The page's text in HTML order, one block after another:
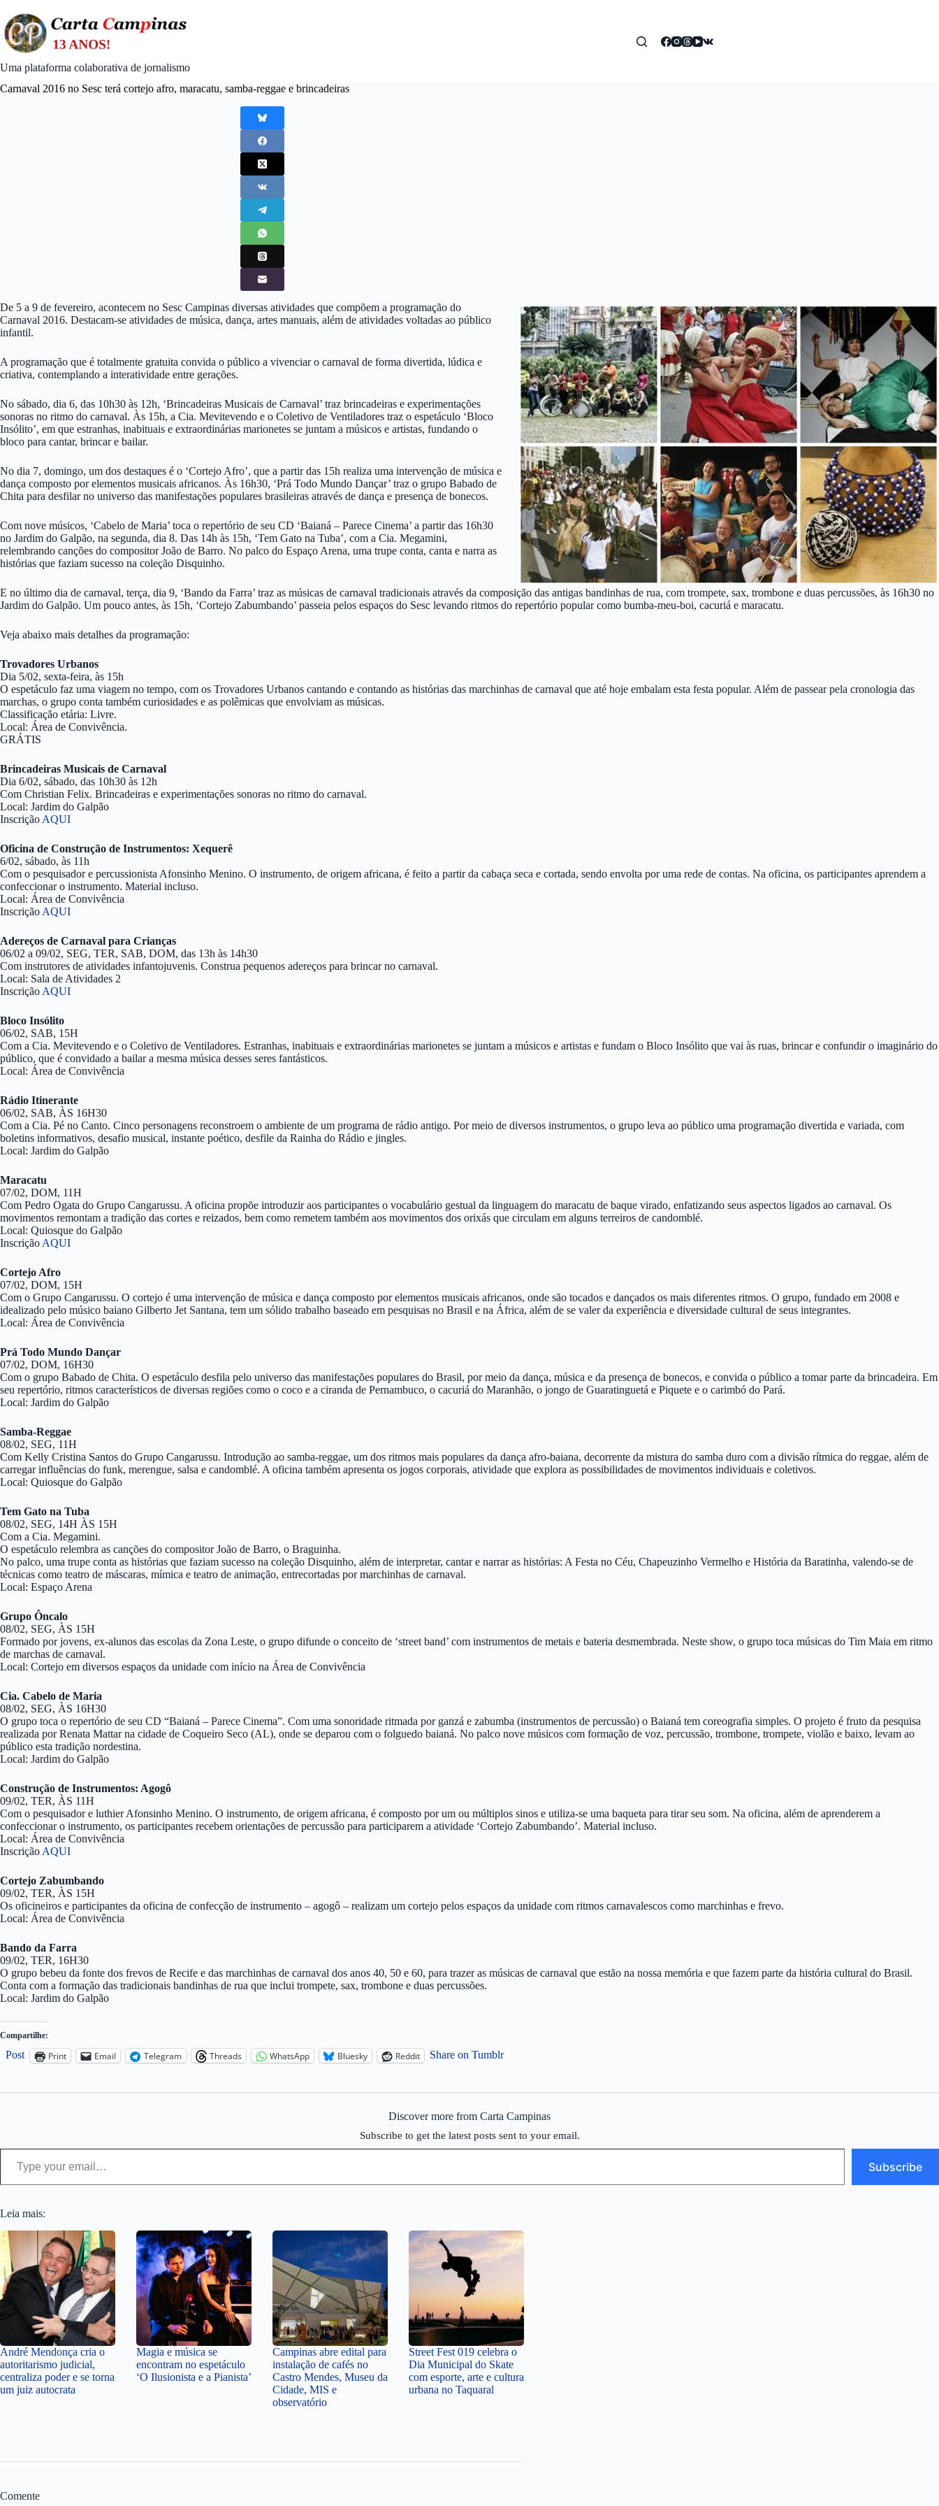
content
Uma plataforma colaborativa de jornalismo
Carnaval 2016 no Sesc terá cortejo afro, maracatu, samba-reggae e brincadeiras
De 5 a 9 de fevereiro, acontecem no Sesc Campinas diversas atividades que compõem a programação do
Carnaval 2016. Destacam-se atividades de música, dança, artes manuais, além de atividades voltadas ao público
infantil.
A programação que é totalmente gratuita convida o público a vivenciar o carnaval de forma divertida, lúdica e
criativa, contemplando a interatividade entre gerações.
No sábado, dia 6, das 10h30 às 12h, ‘Brincadeiras Musicais de Carnaval’ traz brincadeiras e experimentações
sonoras no ritmo do carnaval. Às 15h, a Cia. Mevitevendo e o Coletivo de Ventiladores traz o espetáculo ‘Bloco
Insólito’, em que estranhas, inabituais e extraordinárias marionetes se juntam a músicos e artistas, fundando o
bloco para cantar, brincar e bailar.
No dia 7, domingo, um dos destaques é o ‘Cortejo Afro’, que a partir das 15h realiza uma intervenção de música e
dança composto por elementos musicais africanos. Às 16h30, ‘Prá Todo Mundo Dançar’ traz o grupo Babado de
Chita para desfilar no universo das manifestações populares brasileiras através de dança e presença de bonecos.
Com nove músicos, ‘Cabelo de Maria’ toca o repertório de seu CD ‘Baianá – Parece Cinema’ a partir das 16h30
no Jardim do Galpão, na segunda, dia 8. Das 14h às 15h, ‘Tem Gato na Tuba’, com a Cia. Megamini,
relembrando canções do compositor João de Barro. No palco do Espaço Arena, uma trupe conta, canta e narra as
histórias que faziam sucesso na coleção Disquinho.
E no último dia de carnaval, terça, dia 9, ‘Bando da Farra’ traz as músicas de carnaval tradicionais através da composição das antigas bandinhas de rua, com trompete, sax, trombone e duas percussões, às 16h30 no
Jardim do Galpão. Um pouco antes, às 15h, ‘Cortejo Zabumbando’ passeia pelos espaços do Sesc levando ritmos do repertório popular como bumba-meu-boi, cacuriá e maracatu.
Veja abaixo mais detalhes da programação:
Trovadores Urbanos
Dia 5/02, sexta-feira, às 15h
O espetáculo faz uma viagem no tempo, com os Trovadores Urbanos cantando e contando as histórias das marchinhas de carnaval que até hoje embalam esta festa popular. Além de passear pela cronologia das
marchas, o grupo conta também curiosidades e as polêmicas que envolviam as músicas.
Classificação etária: Livre.
Local: Área de Convivência.
GRÁTIS
Brincadeiras Musicais de Carnaval
Dia 6/02, sábado, das 10h30 às 12h
Com Christian Felix. Brincadeiras e experimentações sonoras no ritmo do carnaval.
Local: Jardim do Galpão
Inscrição AQUI
Oficina de Construção de Instrumentos: Xequerê
6/02, sábado, às 11h
Com o pesquisador e percussionista Afonsinho Menino. O instrumento, de origem africana, é feito a partir da cabaça seca e cortada, sendo envolta por uma rede de contas. Na oficina, os participantes aprendem a
confeccionar o instrumento. Material incluso.
Local: Área de Convivência
Inscrição AQUI
Adereços de Carnaval para Crianças
06/02 a 09/02, SEG, TER, SAB, DOM, das 13h às 14h30
Com instrutores de atividades infantojuvenis. Construa pequenos adereços para brincar no carnaval.
Local: Sala de Atividades 2
Inscrição AQUI
Bloco Insólito
06/02, SAB, 15H
Com a Cia. Mevitevendo e o Coletivo de Ventiladores. Estranhas, inabituais e extraordinárias marionetes se juntam a músicos e artistas e fundam o Bloco Insólito que vai às ruas, brincar e confundir o imaginário do
público, que é convidado a bailar a mesma música desses seres fantásticos.
Local: Área de Convivência
Rádio Itinerante
06/02, SAB, ÀS 16H30
Com a Cia. Pé no Canto. Cinco personagens reconstroem o ambiente de um programa de rádio antigo. Por meio de diversos instrumentos, o grupo leva ao público uma programação divertida e variada, com
boletins informativos, desafio musical, instante poético, desfile da Rainha do Rádio e jingles.
Local: Jardim do Galpão
Maracatu
07/02, DOM, 11H
Com Pedro Ogata do Grupo Cangarussu. A oficina propõe introduzir aos participantes o vocabulário gestual da linguagem do maracatu de baque virado, enfatizando seus aspectos ligados ao carnaval. Os
movimentos remontam a tradição das cortes e reizados, bem como remetem também aos movimentos dos orixás que circulam em alguns terreiros de candomblé.
Local: Quiosque do Galpão
Inscrição AQUI
Cortejo Afro
07/02, DOM, 15H
Com o Grupo Cangarussu. O cortejo é uma intervenção de música e dança composto por elementos musicais africanos, onde são tocados e dançados os mais diferentes ritmos. O grupo, fundado em 2008 e
idealizado pelo músico baiano Gilberto Jet Santana, tem um sólido trabalho baseado em pesquisas no Brasil e na África, além de se valer da experiência e diversidade cultural de seus integrantes.
Local: Área de Convivência
Prá Todo Mundo Dançar
07/02, DOM, 16H30
Com o grupo Babado de Chita. O espetáculo desfila pelo universo das manifestações populares do Brasil, por meio da dança, música e da presença de bonecos, e convida o público a tomar parte da brincadeira. Em
seu repertório, ritmos característicos de diversas regiões como o coco e a ciranda de Pernambuco, o cacuriá do Maranhão, o jongo de Guaratinguetá e Piquete e o carimbó do Pará.
Local: Jardim do Galpão
Samba-Reggae
08/02, SEG, 11H
Com Kelly Cristina Santos do Grupo Cangarussu. Introdução ao samba-reggae, um dos ritmos mais populares da dança afro-baiana, decorrente da mistura do samba duro com a divisão rítmica do reggae, além de
carregar influências do funk, merengue, salsa e candomblé. A oficina também apresenta os jogos corporais, atividade que explora as possibilidades de movimentos individuais e coletivos.
Local: Quiosque do Galpão
Tem Gato na Tuba
08/02, SEG, 14H ÀS 15H
Com a Cia. Megamini.
O espetáculo relembra as canções do compositor João de Barro, o Braguinha.
No palco, uma trupe conta as histórias que faziam sucesso na coleção Disquinho, além de interpretar, cantar e narrar as histórias: A Festa no Céu, Chapeuzinho Vermelho e História da Baratinha, valendo-se de
técnicas como teatro de máscaras, mímica e teatro de animação, entrecortadas por marchinhas de carnaval.
Local: Espaço Arena
Grupo Ôncalo
08/02, SEG, ÀS 15H
Formado por jovens, ex-alunos das escolas da Zona Leste, o grupo difunde o conceito de ‘street band’ com instrumentos de metais e bateria desmembrada. Neste show, o grupo toca músicas do Tim Maia em ritmo
de marchas de carnaval.
Local: Cortejo em diversos espaços da unidade com início na Área de Convivência
Cia. Cabelo de Maria
08/02, SEG, ÀS 16H30
O grupo toca o repertório de seu CD “Baianá – Parece Cinema”. Com uma sonoridade ritmada por ganzá e zabumba (instrumentos de percussão) o Baianá tem coreografia simples. O projeto é fruto da pesquisa
realizada por Renata Mattar na cidade de Coqueiro Seco (AL), onde se deparou com o folguedo baianá. No palco nove músicos com formação de voz, percussão, trombone, trompete, violão e baixo, levam ao
público esta tradição nordestina.
Local: Jardim do Galpão
Construção de Instrumentos: Agogô
09/02, TER, ÀS 11H
Com o pesquisador e luthier Afonsinho Menino. O instrumento, de origem africana, é composto por um ou múltiplos sinos e utiliza-se uma baqueta para tirar seu som. Na oficina, além de aprenderem a
confeccionar o instrumento, os participantes recebem orientações de percussão para participarem a atividade ‘Cortejo Zabumbando’. Material incluso.
Local: Área de Convivência
Inscrição AQUI
Cortejo Zabumbando
09/02, TER, ÀS 15H
Os oficineiros e participantes da oficina de confecção de instrumento – agogô – realizam um cortejo pelos espaços da unidade com ritmos carnavalescos como marchinhas e frevo.
Local: Área de Convivência
Bando da Farra
09/02, TER, 16H30
O grupo bebeu da fonte dos frevos de Recife e das marchinhas de carnaval dos anos 40, 50 e 60, para trazer as músicas de carnaval que estão na nossa memória e que fazem parte da história cultural do Brasil.
Conta com a formação das tradicionais bandinhas de rua que inclui trompete, sax, trombone e duas percussões.
Local: Jardim do Galpão
Compartilhe:
Post Print Email Telegram Threads WhatsApp Bluesky Reddit Share on Tumblr
Discover more from Carta Campinas
Subscribe to get the latest posts sent to your email.
Type your email…
Subscribe
Leia mais:
André Mendonça cria o
autoritarismo judicial,
centraliza poder e se torna
um juiz autocrata
Magia e música se
encontram no espetáculo
‘O Ilusionista e a Pianista’
Campinas abre edital para
instalação de cafés no
Castro Mendes, Museu da
Cidade, MIS e
observatório
Street Fest 019 celebra o
Dia Municipal do Skate
com esporte, arte e cultura
urbana no Taquaral
Comente